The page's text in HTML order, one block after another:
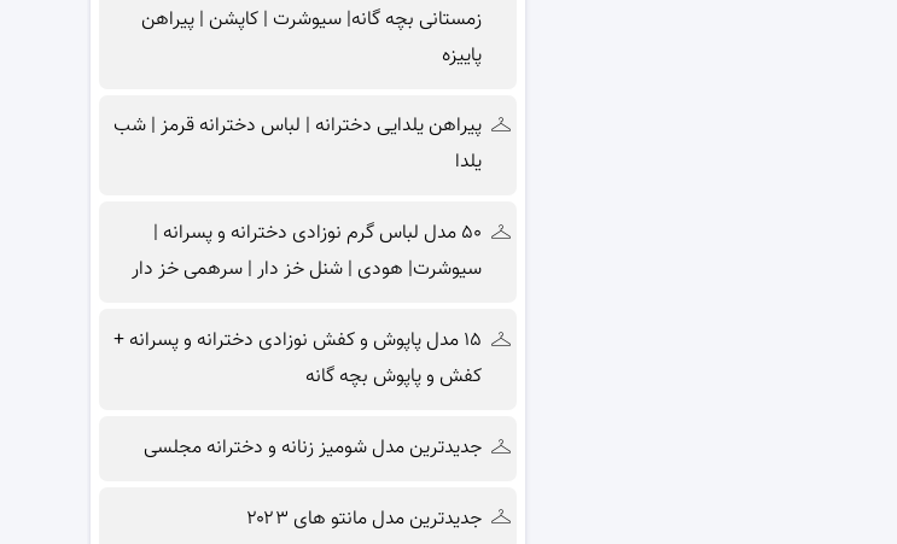
زمستانی بچه گانه| سیوشرت | کاپشن | پیراهن
پاییزه
پیراهن یلدایی دخترانه | لباس دخترانه قرمز | شب
یلدا
۵۰ مدل لباس گرم نوزادی دخترانه و پسرانه |
سیوشرت| هودی | شنل خز دار | سرهمی خز دار
۱۵ مدل پاپوش و کفش نوزادی دخترانه و پسرانه +
کفش و پاپوش بچه گانه
جدیدترین مدل شومیز زنانه و دخترانه مجلسی
جدیدترین مدل مانتو های ۲۰۲۳